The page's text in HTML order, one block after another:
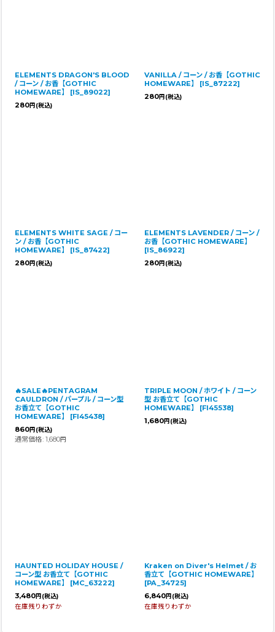
ELEMENTS DRAGON'S BLOOD
/ コーン / お香【GOTHIC
HOMEWARE】
[IS_89022]
280円 (税込)
VANILLA / コーン / お香【GOTHIC
HOMEWARE】
[IS_87222]
280円 (税込)
ELEMENTS WHITE SAGE / コー
ン / お香【GOTHIC
HOMEWARE】
[IS_87422]
280円 (税込)
ELEMENTS LAVENDER / コーン /
お香【GOTHIC HOMEWARE】
[IS_86922]
280円 (税込)
🔥SALE🔥PENTAGRAM
CAULDRON / パープル / コーン型
お香立て【GOTHIC
HOMEWARE】
[FI45438]
860円 (税込)
通常価格: 1,680円
TRIPLE MOON / ホワイト / コーン
型 お香立て【GOTHIC
HOMEWARE】
[FI45538]
1,680円 (税込)
HAUNTED HOLIDAY HOUSE /
コーン型 お香立て【GOTHIC
HOMEWARE】
[MC_63222]
3,480円 (税込)
在庫残りわずか
Kraken on Diver's Helmet / お
香立て【GOTHIC HOMEWARE】
[PA_34725]
6,840円 (税込)
在庫残りわずか